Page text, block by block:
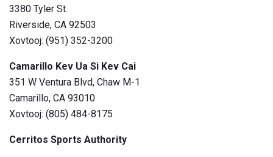
3380 Tyler St.
Riverside, CA 92503
Xovtooj: (951) 352-3200
Camarillo Kev Ua Si Kev Cai
351 W Ventura Blvd, Chaw M-1
Camarillo, CA 93010
Xovtooj: (805) 484-8175
Cerritos Sports Authority